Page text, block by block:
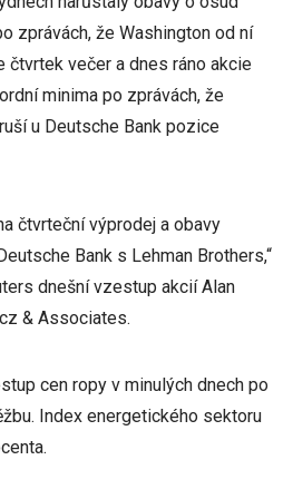
zprávách, že Washington od ní
čtvrtek večer a dnes ráno akcie
minima po zprávách, že
u Deutsche Bank pozice
čtvrteční výprodej a obavy
Bank s Lehman Brothers,“
dnešní vzestup akcií Alan
& Associates.
cen ropy v minulých dnech po
Index energetického sektoru